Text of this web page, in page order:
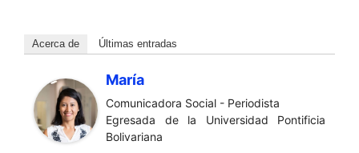
Acerca de Últimas entradas
María
Comunicadora Social - Periodista
Egresada de la Universidad Pontificia
Bolivariana